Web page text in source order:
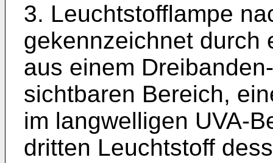
3. Leuchtstofflampe
gekennzeichnet durch
aus einem
sichtbaren Bereich,
im langwelligen UVA-
dritten Leuchtstoff